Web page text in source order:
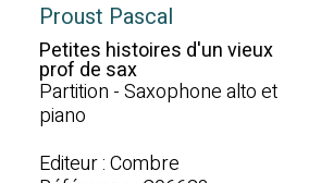
Proust Pascal
Petites histoires d'un vieux
prof de sax
Partition - Saxophone alto et
piano
Editeur : Combre